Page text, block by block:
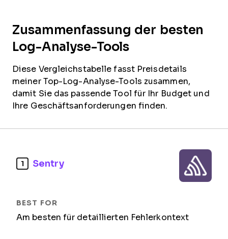
Zusammenfassung der besten
Log-Analyse-Tools
Diese Vergleichstabelle fasst Preisdetails
meiner Top-Log-Analyse-Tools zusammen,
damit Sie das passende Tool für Ihr Budget und
Ihre Geschäftsanforderungen finden.
1 Sentry
Am besten für detaillierten Fehlerkontext